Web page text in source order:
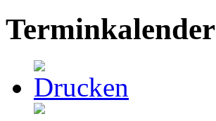
Terminkalender